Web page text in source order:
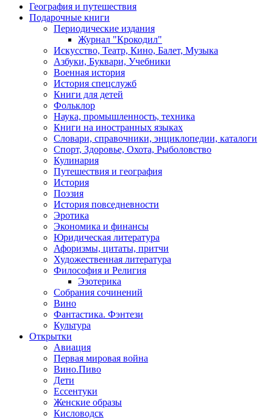
Разделы
каталога
География и путешествия
Подарочные книги
Периодические издания
Журнал "Крокодил"
Искусство, Театр, Кино, Балет, Музыка
Азбуки, Буквари, Учебники
Военная история
История спецслужб
Книги для детей
Фольклор
Наука, промышленность, техника
Книги на иностранных языках
Словари, справочники, энциклопедии, каталоги
Спорт, Здоровье, Охота, Рыболовство
Кулинария
Путешествия и география
История
Поэзия
История повседневности
Эротика
Экономика и финансы
Юридическая литература
Афоризмы, цитаты, притчи
Художественная литература
Философия и Религия
Эзотерика
Собрания сочинений
Вино
Фантастика. Фэнтези
Культура
Открытки
Авиация
Первая мировая война
Вино.Пиво
Дети
Ессентуки
Женские образы
Кисловодск